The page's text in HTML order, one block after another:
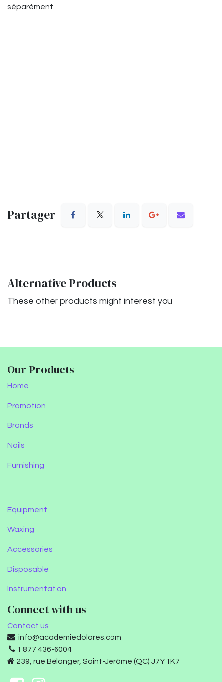
séparément.
Partager
Alternative Products
These other products might interest you
Our Products
Home
Promotion
Brands
Nails
Furnishing
Equipment
Waxing
Accessories
Disposable
Instrumentation
Connect with us
Contact us
info@academiedolores.com
1 877 436-6004
239, rue Bélanger, Saint-Jérôme (QC) J7Y 1K7